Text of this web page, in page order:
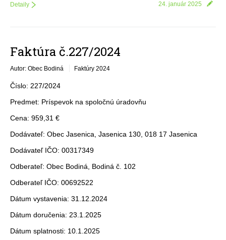
24. január 2025
Detaily
Faktúra č.227/2024
Autor: Obec Bodiná Faktúry 2024
Číslo: 227/2024
Predmet: Príspevok na spoločnú úradovňu
Cena: 959,31 €
Dodávateľ: Obec Jasenica, Jasenica 130, 018 17 Jasenica
Dodávateľ IČO: 00317349
Odberateľ: Obec Bodiná, Bodiná č. 102
Odberateľ IČO: 00692522
Dátum vystavenia: 31.12.2024
Dátum doručenia: 23.1.2025
Dátum splatnosti: 10.1.2025